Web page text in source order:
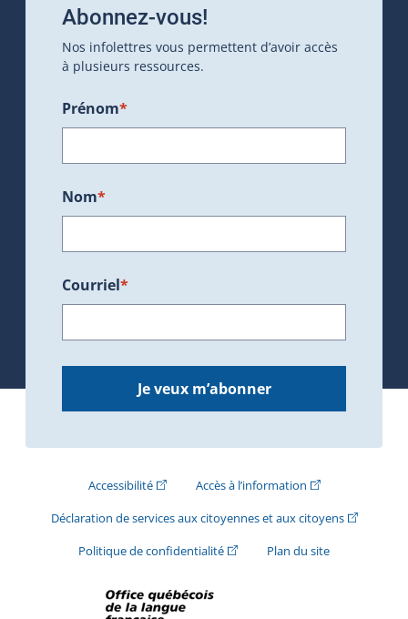
Abonnez-vous!
Nos infolettres vous permettent d’avoir accès
à plusieurs ressources.
Prénom*
Nom*
Courriel*
Je veux m’abonner
Accessibilité(Cet hyperlien externe s'ouvrira dans une
Accès à l’information(Cet hyperlien
Déclaration de services aux citoyennes et aux citoyens(Cet
Politique de confidentialité(Cet hyperlien externe s'ouvrira
Plan du site